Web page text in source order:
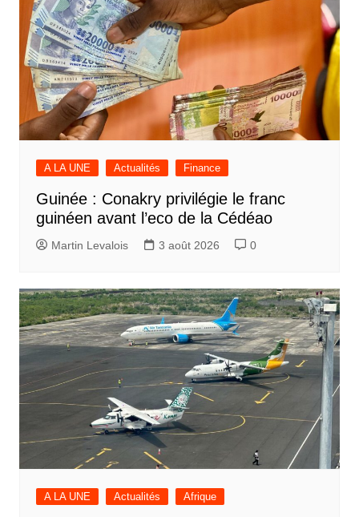
A LA UNE Actualités Finance
Guinée : Conakry privilégie le franc
guinéen avant l’eco de la Cédéao
Martin Levalois 3 août 2026 0
A LA UNE Actualités Afrique